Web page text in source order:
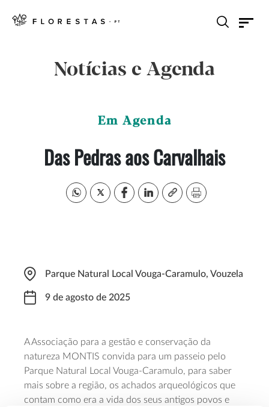
Notícias e Agenda
Em Agenda
Das Pedras aos Carvalhais
Parque Natural Local Vouga-Caramulo, Vouzela
9 de agosto de 2025
A Associação para a gestão e conservação da
natureza MONTIS convida para um passeio pelo
Parque Natural Local Vouga-Caramulo, para saber
mais sobre a região, os achados arqueológicos que
contam como era a vida dos seus antigos povos e